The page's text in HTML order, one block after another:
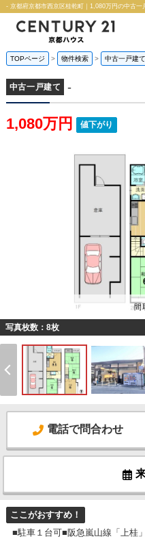
- 京都府京都市西京区桂乾町｜1,080万円の中古一
TOPページ 物件検索 中古一戸建
中古一戸建て -
1,080万円 値下がり
間
写真枚数：8枚
電話で問合わせ
ここがおすすめ！
■駐車１台可■阪急嵐山線「上桂